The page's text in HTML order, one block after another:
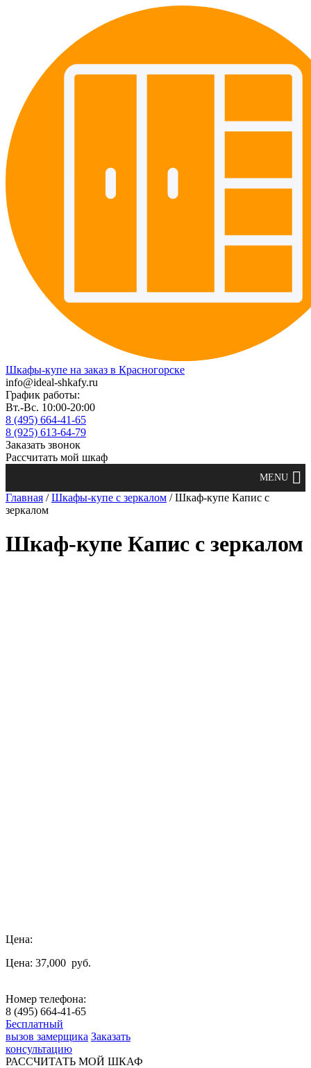
Шкафы-купе на заказ в Красногорске
info@ideal-shkafy.ru
График работы:
Вт.-Вс. 10:00-20:00
8 (495) 664-41-65
8 (925) 613-64-79
Заказать звонок
Рассчитать мой шкаф
Главная /Шкафы-купе с зеркалом / Шкаф-купе Капис с
зеркалом
Шкаф-купе Капис с зеркалом
Цена:
Цена: 37,000 руб.
Номер телефона:
8 (495) 664-41-65
Бесплатный
вызов замерщика Заказать
консультацию
РАССЧИТАТЬ МОЙ ШКАФ